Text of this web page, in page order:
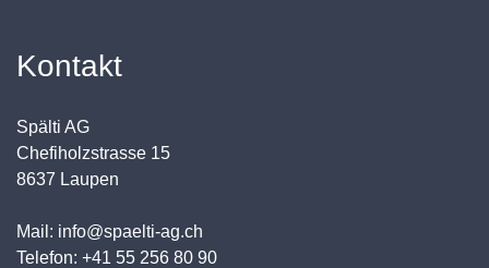
Kontakt
Spälti AG
Chefiholzstrasse 15
8637 Laupen
Mail: info@spaelti-ag.ch
Telefon: +41 55 256 80 90